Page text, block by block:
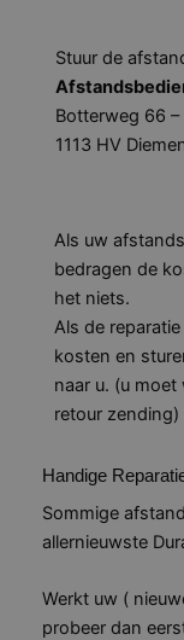
Stuur de
Botterweg 66 –
1113 HV
Als uw
bedragen de
het niets.
Als de
kosten en
naar u. (u
retour zending)
Handige
Sommige
allernieuwste
Werkt uw (
probeer dan